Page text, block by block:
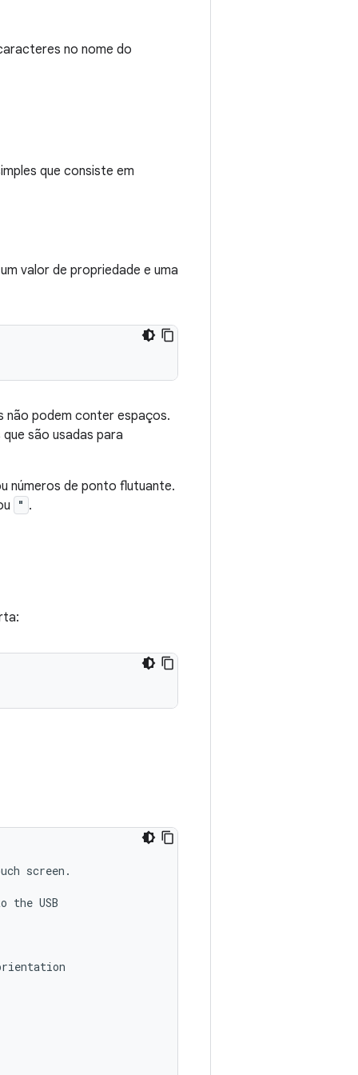
no nome do
que consiste em
valor de propriedade e uma
não podem conter espaços.
são usadas para
números de ponto flutuante.
" .
screen.
USB